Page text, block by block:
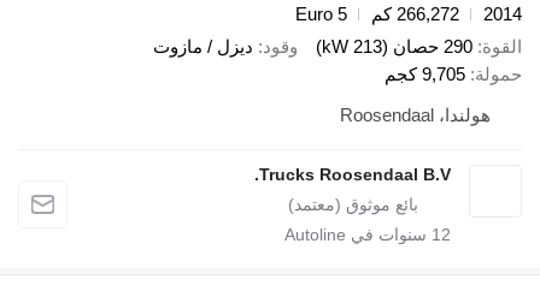
2014
266,272 كم
Euro 5
القوة 290 حصان (213 kW) وقود ديزل / مازوت
حمولة 9,705 كجم
هولندا، Roosendaal
Trucks Roosendaal B.V.
12 سنوات في Autoline